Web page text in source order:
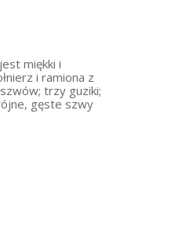
miękki i
i ramiona z
trzy guziki;
gęste szwy